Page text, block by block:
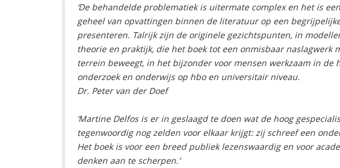
‘De behandelde problematiek is uitermate complex en het is
geheel van opvattingen binnen de literatuur op een
presenteren. Talrijk zijn de originele gezichtspunten, in
theorie en praktijk, die het boek tot een onmisbaar naslagwerk
terrein beweegt, in het bijzonder voor mensen werkzaam in de
onderzoek en onderwijs op hbo en universitair niveau.
Dr. Peter van der Doef
‘Martine Delfos is er in geslaagd te doen wat de hoog
tegenwoordig nog zelden voor elkaar krijgt: zij schreef een
Het boek is voor een breed publiek lezenswaardig en voor
denken aan te scherpen.’